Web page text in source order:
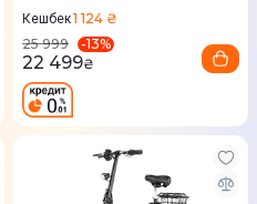
Кешбек1 124 ₴
25 999
-13%
22 499₴